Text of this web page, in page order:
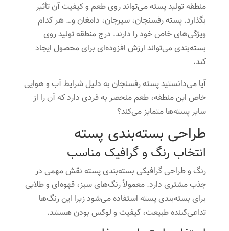
منطقه تولید پسته می‌تواند روی طعم و کیفیت آن تأثیر
بگذارد. پسته رفسنجان، سیرجان، دامغان و… هر کدام
ویژگی‌های خاص خود را دارند. درج منطقه تولید روی
بسته‌بندی می‌تواند ارزش افزوده‌ای برای محصول ایجاد
کند.
آیا می‌دانستید پسته رفسنجان به دلیل شرایط آب و هوایی
خاص این منطقه، طعم منحصر به فردی دارد که آن را از
سایر پسته‌ها متمایز می‌کند؟
طراحی بسته‌بندی پسته
انتخاب رنگ و گرافیک مناسب
رنگ و طراحی گرافیکی بسته‌بندی پسته نقش مهمی در
جذب مشتری دارد. معمولاً رنگ‌های سبز، قهوه‌ای و طلایی
برای بسته‌بندی پسته استفاده می‌شود زیرا این رنگ‌ها
تداعی‌کننده طبیعت، کیفیت و لوکس بودن هستند.